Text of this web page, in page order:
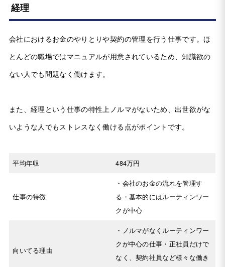
経理
会社におけるお金のやりとりや契約の管理を行う仕事です。ほ
とんどの職場ではマニュアルが用意されているため、知識欲の
ない人でも問題なく働けます。
また、経理という仕事の特性上ノルマがないため、出世欲がな
いような人でもストレスなく働ける点がポイントです。
平均年収 484万円
仕事の特徴
・会社のお金の流れを管理す
る・基本的にはルーティンワー
クが中心
向いてる理由
・ノルマがなくルーティンワー
クが中心の仕事・正社員だけで
なく、契約社員など様々な働き